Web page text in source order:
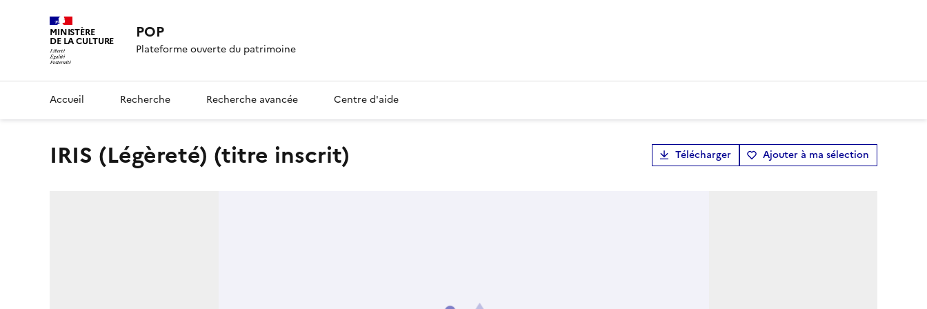
MINISTÈRE
DE LA CULTURE POP
Plateforme ouverte du patrimoine
Accueil Recherche Recherche avancée Centre d'aide
IRIS (Légèreté) (titre inscrit) Télécharger Ajouter à ma sélection